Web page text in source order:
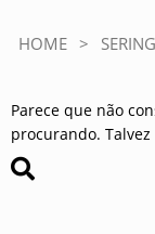
HOME >
Parece que não
procurando.